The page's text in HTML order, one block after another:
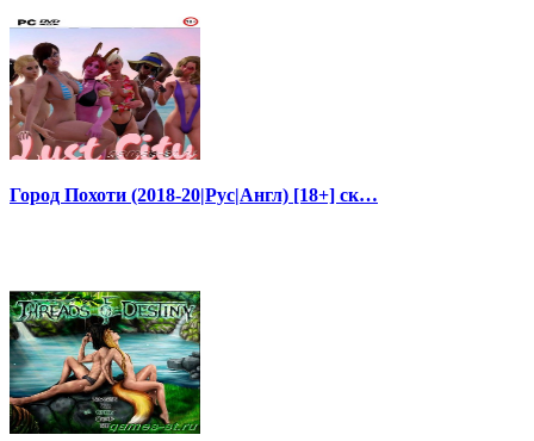
Город Похоти (2018-20|Рус|Англ) [18+] ск…